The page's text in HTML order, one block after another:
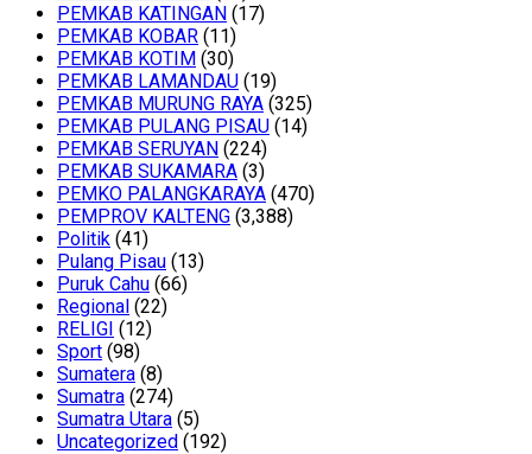
PEMKAB KATINGAN (17)
PEMKAB KOBAR (11)
PEMKAB KOTIM (30)
PEMKAB LAMANDAU (19)
PEMKAB MURUNG RAYA (325)
PEMKAB PULANG PISAU (14)
PEMKAB SERUYAN (224)
PEMKAB SUKAMARA (3)
PEMKO PALANGKARAYA (470)
PEMPROV KALTENG (3,388)
Politik (41)
Pulang Pisau (13)
Puruk Cahu (66)
Regional (22)
RELIGI (12)
Sport (98)
Sumatera (8)
Sumatra (274)
Sumatra Utara (5)
Uncategorized (192)